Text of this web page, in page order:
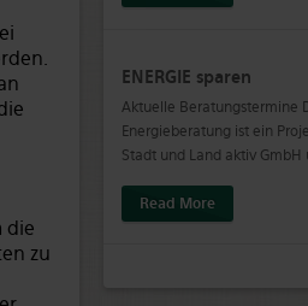
die
zu
ENERGIE sparen
Aktuelle Beratungstermine
Energieberatung ist ein
Stadt und Land aktiv GmbH
Read More